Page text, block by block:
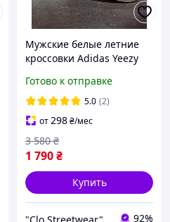
Мужские белые летние
кроссовки Adidas Yeezy
кроссовки для парней
Адидас Изи Буст 350
Готово к отправке
5.0 (2)
от298₴/мес
1 790₴
3 580 ₴
Купить
92%